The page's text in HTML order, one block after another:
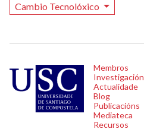
Cambio Tecnolóxico
Membros
Investigación
Actualidade
Blog
Publicacións
Mediateca
Recursos